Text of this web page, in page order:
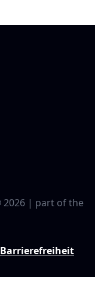
2026 | part of the
Barrierefreiheit